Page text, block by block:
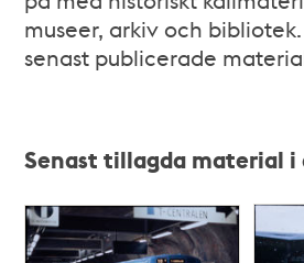
museer, arkiv och
senast publicerade
Senast tillagda material i